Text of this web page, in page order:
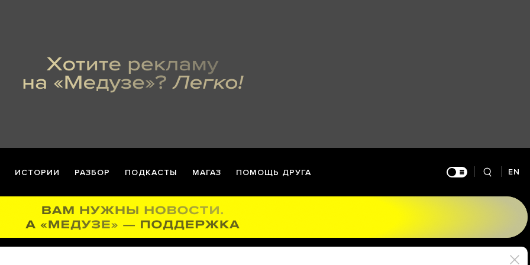
ИСТОРИИ РАЗБОР ПОДКАСТЫ МАГАЗ ПОМОЩЬ ДРУГА EN